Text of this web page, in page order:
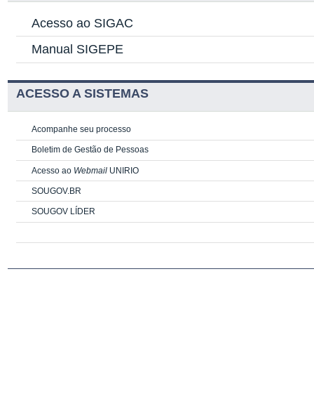
Acesso ao SIGAC
Manual SIGEPE
ACESSO A SISTEMAS
Acompanhe seu processo
Boletim de Gestão de Pessoas
Acesso ao Webmail UNIRIO
SOUGOV.BR
SOUGOV LÍDER